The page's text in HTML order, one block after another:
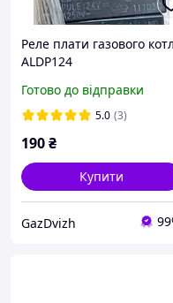
Реле плати газового
ALDP124
Готово до відправки
5.0 (3)
190₴
Купити
GazDvizh